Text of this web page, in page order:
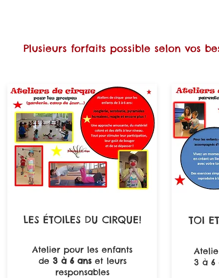
Plusieurs forfaits possible selon vos
LES ÉTOILES DU CIRQUE!
Atelier pour les enfants
de 3 à 6 anset leurs
responsables
TOI
3 à 6